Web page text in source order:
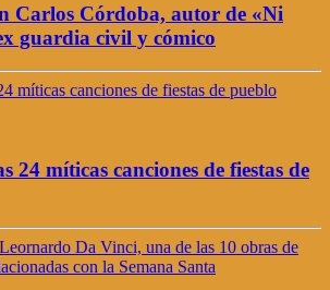
Carlos Córdoba, autor de «Ni
guardia civil y cómico
24 míticas canciones de fiestas de